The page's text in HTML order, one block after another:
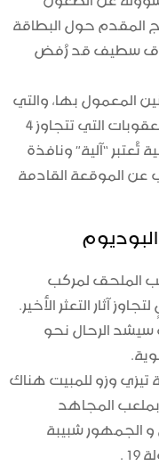
المقدم حول البطاقة
وفاق سطيف قد رُفض
المعمول بها، والتي
تنص على أن الطعون لا تُقبل إلا في العقوبات التي تتجاوز 4
تُعتبر “آلية” ونافذة
عن الموقعة القادمة
الملحق لمركب
آثار التعثر الأخير.
سيشد الرحال نحو
تيزي وزو للمبيت هناك
بملعب المجاهد
الجمهور شبيبة
.